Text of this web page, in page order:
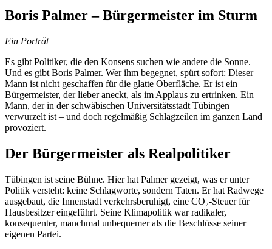
Boris Palmer – Bürgermeister im Sturm
Ein Porträt
Es gibt Politiker, die den Konsens suchen wie andere die Sonne.
Und es gibt Boris Palmer. Wer ihm begegnet, spürt sofort: Dieser
Mann ist nicht geschaffen für die glatte Oberfläche. Er ist ein
Bürgermeister, der lieber aneckt, als im Applaus zu ertrinken. Ein
Mann, der in der schwäbischen Universitätsstadt Tübingen
verwurzelt ist – und doch regelmäßig Schlagzeilen im ganzen Land
provoziert.
Der Bürgermeister als Realpolitiker
Tübingen ist seine Bühne. Hier hat Palmer gezeigt, was er unter
Politik versteht: keine Schlagworte, sondern Taten. Er hat Radwege
ausgebaut, die Innenstadt verkehrsberuhigt, eine CO₂-Steuer für
Hausbesitzer eingeführt. Seine Klimapolitik war radikaler,
konsequenter, manchmal unbequemer als die Beschlüsse seiner
eigenen Partei.